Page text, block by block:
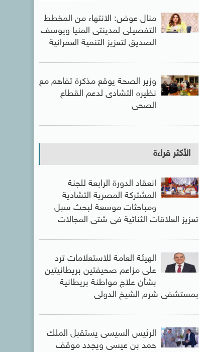
منال عوض: الانتهاء من المخطط
التفصيلى لمدينتى المنيا ويوسف
الصديق لتعزيز التنمية العمرانية
وزير الصحة يوقع مذكرة تفاهم مع
نظيره التشادى لدعم القطاع
الصحى
الأكثر قراءة
انعقاد الدورة الرابعة للجنة
المشتركة المصرية التشادية
ومباحثات موسعة لبحث سبل
تعزيز العلاقات الثنائية فى شتى المجالات
الهيئة العامة للاستعلامات ترد
على مزاعم صحيفتين بريطانيتين
بشأن علاج مواطنة بريطانية
بمستشفى شرم الشيخ الدولى
الرئيس السيسى يستقبل الملك
حمد بن عيسى ويجدد موقف